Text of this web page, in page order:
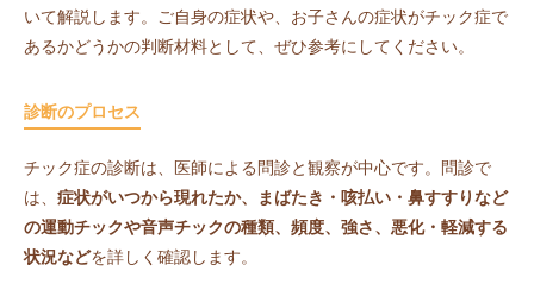
いて解説します。ご自身の症状や、お子さんの症状がチック症で
あるかどうかの判断材料として、ぜひ参考にしてください。
診断のプロセス
チック症の診断は、医師による問診と観察が中心です。問診で
は、 症状がいつから現れたか、まばたき・咳払い・鼻すすりなど
の運動チックや音声チックの種類、頻度、強さ、悪化・軽減する
状況などを詳しく確認します。